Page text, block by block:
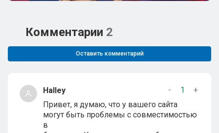
Комментарии 2
Оставить комментарий
Halley - 1
+
Привет, я думаю, что у вашего сайта
могут быть проблемы с совместимостью
в